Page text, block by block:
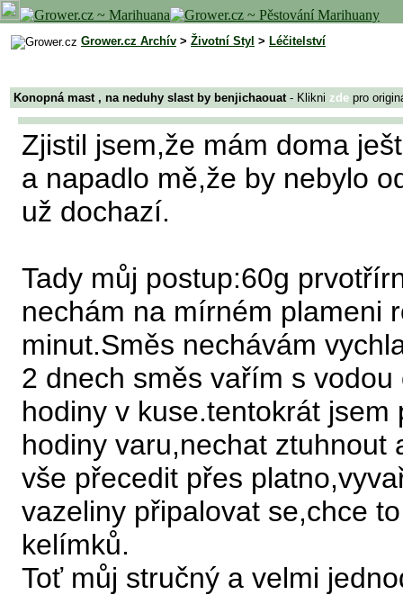
Grower.cz Archív > Životní Styl > Léčitelství
Konopná mast , na neduhy slast by benjichaouat- Klikni zde pro
Zjistil jsem,že mám doma
a napadlo mě,že by nebylo
už dochazí.
Tady můj postup:60g
nechám na mírném plameni
minut.Směs nechávám
2 dnech směs vařím s
hodiny v kuse.tentokrát
hodiny varu,nechat ztuhnout
vše přecedit přes
vazeliny připalovat se,chce
kelímků.
Toť můj stručný a velmi